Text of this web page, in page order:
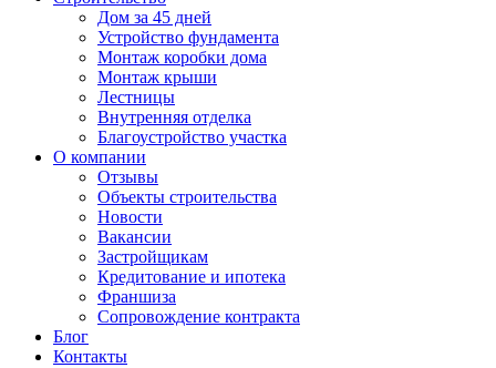
Дом за 45 дней
Устройство фундамента
Монтаж коробки дома
Монтаж крыши
Лестницы
Внутренняя отделка
Благоустройство участка
О компании
Отзывы
Объекты строительства
Новости
Вакансии
Застройщикам
Кредитование и ипотека
Франшиза
Сопровождение контракта
Блог
Контакты